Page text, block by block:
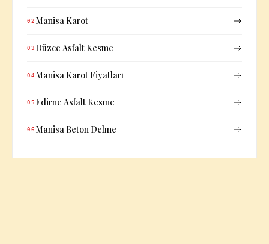
02 Manisa Karot
03 Düzce Asfalt Kesme
04 Manisa Karot Fiyatları
05 Edirne Asfalt Kesme
06 Manisa Beton Delme